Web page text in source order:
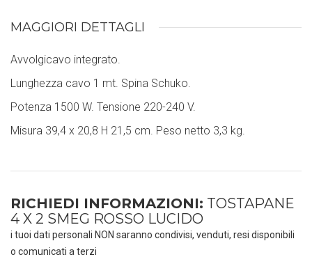
MAGGIORI DETTAGLI
Avvolgicavo integrato.
Lunghezza cavo 1 mt. Spina Schuko.
Potenza 1500 W. Tensione 220-240 V.
Misura 39,4 x 20,8 H 21,5 cm. Peso netto 3,3 kg.
RICHIEDI INFORMAZIONI: TOSTAPANE
4 X 2 SMEG ROSSO LUCIDO
i tuoi dati personali NON saranno condivisi, venduti, resi disponibili
o comunicati a terzi